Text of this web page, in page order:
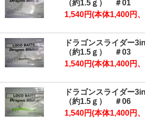
（約1.5ｇ） ＃01
1,540円(本体1,400円
ドラゴンスライダー
（約1.5ｇ） ＃03
1,540円(本体1,400円
ドラゴンスライダー
（約1.5ｇ） ＃06
1,540円(本体1,400円